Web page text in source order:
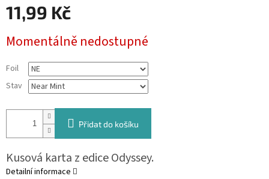
11,99 Kč
cena:
Momentálně nedostupné
Foil
Stav
Přidat do košíku
Kusová karta z edice Odyssey.
Detailní informace